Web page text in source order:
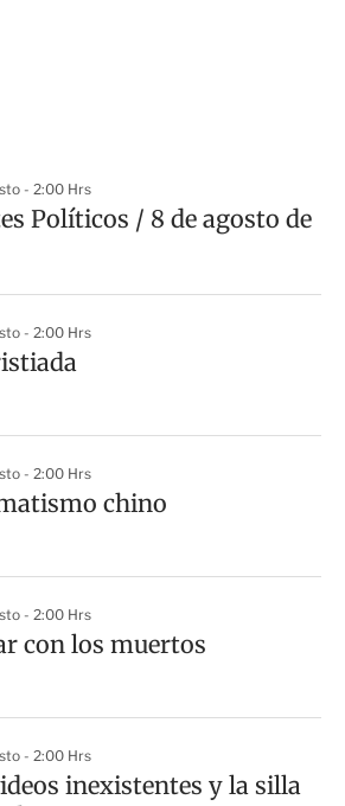
- 2:00 Hrs
Políticos / 8 de agosto de
- 2:00 Hrs
- 2:00 Hrs
chino
- 2:00 Hrs
con los muertos
- 2:00 Hrs
inexistentes y la silla